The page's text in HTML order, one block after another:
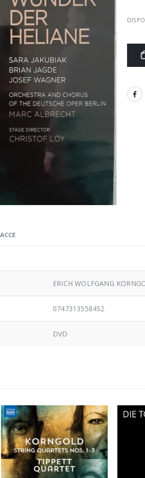
ERICH WOLFGANG
0747313558452
DVD